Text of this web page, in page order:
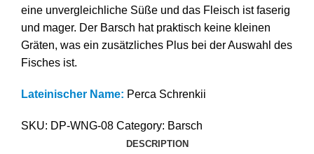
eine unvergleichliche Süße und das Fleisch ist faserig
und mager. Der Barsch hat praktisch keine kleinen
Gräten, was ein zusätzliches Plus bei der Auswahl des
Fisches ist.
Lateinischer Name: Perca Schrenkii
SKU: DP-WNG-08 Category: Barsch
DESCRIPTION